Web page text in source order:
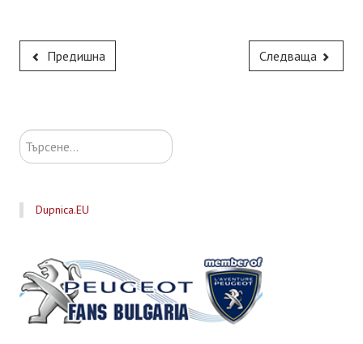
Предишна Следваща
Търсене...
Dupnica.EU